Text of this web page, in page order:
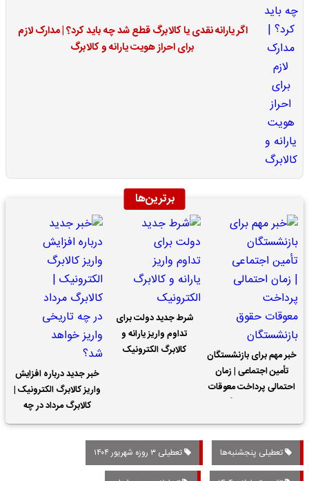
اگر یارانه نقدی یا کالابرگ قطع شد چه باید کرد؟ | مدارک لازم
برای احراز هویت یارانه و کالابرگ
برترین‌ها
خبر مهم برای بازنشستگان
تأمین اجتماعی | زمان
احتمالی پرداخت معوقات
شرط جدید دولت برای
تداوم واریز یارانه و
کالابرگ الکترونیک
خبر جدید درباره افزایش
واریز کالابرگ الکترونیک |
کالابرگ مرداد در چه
تاریخی واریز خواهد شد؟
تعطیلی پنجشنبه‌ها تعطیلی ۳ روزه شهریور ۱۴۰۴